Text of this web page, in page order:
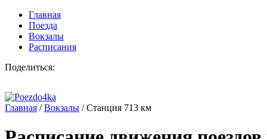
Главная
Поезда
Вокзалы
Расписания
Поделиться:
Главная /Вокзалы /Станция 713 км